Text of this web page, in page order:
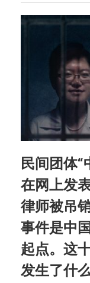
民间团体“
在网上发
律师被吊
事件是中
起点。这
发生了什